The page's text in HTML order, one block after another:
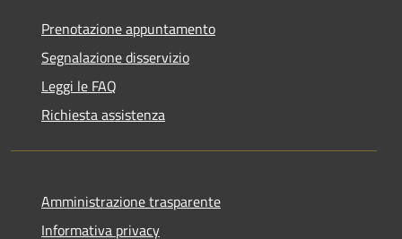
Prenotazione appuntamento
Segnalazione disservizio
Leggi le FAQ
Richiesta assistenza
Amministrazione trasparente
Informativa privacy